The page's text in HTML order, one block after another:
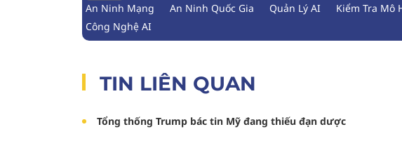
An Ninh Mạng
An Ninh Quốc Gia Quản Lý AI Kiểm Tra Mô
Công Nghệ AI
TIN LIÊN QUAN
Tổng thống Trump bác tin Mỹ đang thiếu đạn dược